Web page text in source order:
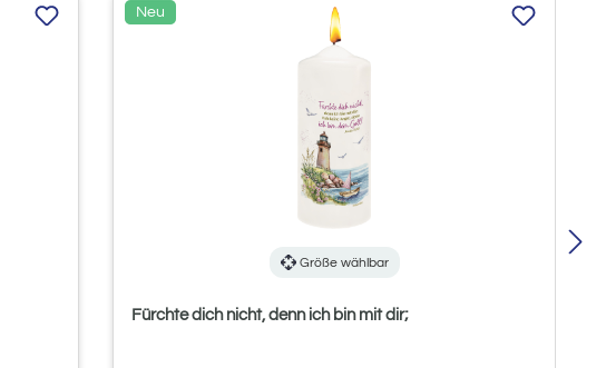
Neu
Größe wählbar
Fürchte dich nicht, denn ich bin mit dir;